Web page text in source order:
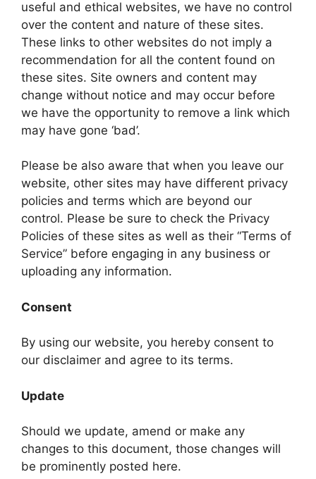
useful and ethical websites, we have no control
over the content and nature of these sites.
These links to other websites do not imply a
recommendation for all the content found on
these sites. Site owners and content may
change without notice and may occur before
we have the opportunity to remove a link which
may have gone ‘bad’.
Please be also aware that when you leave our
website, other sites may have different privacy
policies and terms which are beyond our
control. Please be sure to check the Privacy
Policies of these sites as well as their “Terms of
Service” before engaging in any business or
uploading any information.
Consent
By using our website, you hereby consent to
our disclaimer and agree to its terms.
Update
Should we update, amend or make any
changes to this document, those changes will
be prominently posted here.